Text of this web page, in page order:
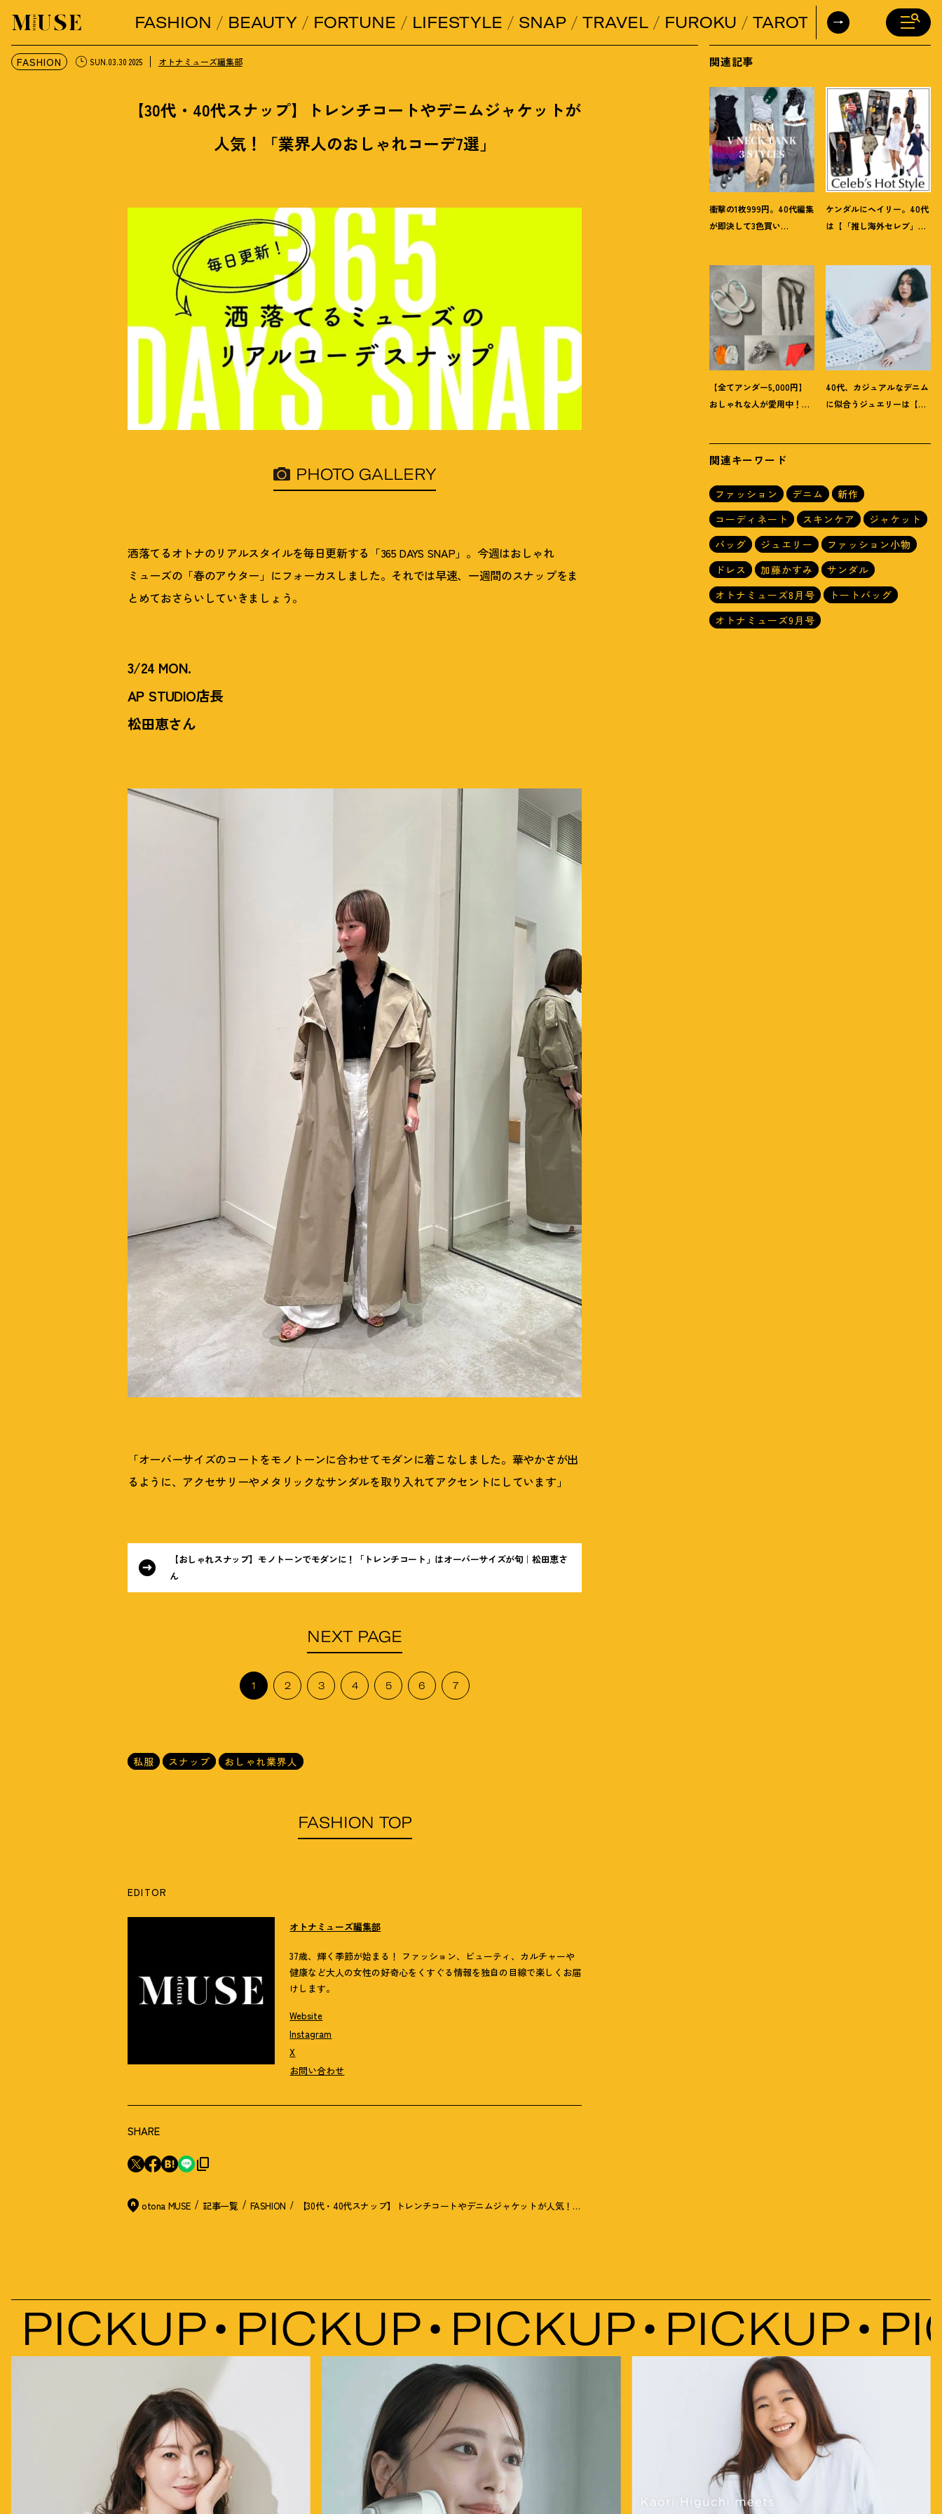
オトナミューズ ウェブFASHION BEAUTY FORTUNE LIFESTYLE SNAP TRAVEL FUROKU TAROT DAILY
FASHION SUN.03.30 2025 オトナミューズ編集部
【30代・40代スナップ】トレンチコートやデニムジャケットが
人気 ！ 「業界人のおしゃれコーデ7選」
PHOTO GALLERY
洒落てるオトナのリアルスタイルを毎日更新する「365 DAYS SNAP」。今週はおしゃれ
ミューズの「春のアウター」にフォーカスしました。それでは早速、一週間のスナップをま
とめておさらいしていきましょう。
3/24 MON.
AP STUDIO店長
松田恵さん
「オーバーサイズのコートをモノトーンに合わせてモダンに着こなしました。華やかさが出
るように、アクセサリーやメタリックなサンダルを取り入れてアクセントにしています」
【おしゃれスナップ】モノトーンでモダンに ！
「トレンチコート」はオーバーサイズが旬｜松田恵さ
ん
NEXT PAGE
1 2 3 4 5 6 7
私服 スナップ おしゃれ業界人
FASHION TOP
EDITOR
オトナミューズ編集部
37歳、輝く季節が始まる！ ファッション、ビューティ、カルチャーや
健康など大人の女性の好奇心をくすぐる情報を独自の目線で楽しくお届
けします。
Website
Instagram
X
お問い合わせ
SHARE
otona MUSE 記事一覧 FASHION 【30代・40代スナップ】トレンチコートやデニムジャケットが人気！ 「業界人のおしゃれコーデ7選」
関連記事
衝撃の1枚999円。40代編集
が即決して3色買い
ケンダルにヘイリー。40代
は【「推し海外セレブ」
【全てアンダー5,000円】
おしゃれな人が愛用中 ！ 夏
40代、カジュアルなデニム
に似合うジュエリーは【お
関連キーワード
ファッション デニム
新作
コーディネート
スキンケア
ジャケット
バッグ
ジュエリー
ファッション小物
ドレス
加藤かすみ
サンダル
オトナミューズ8月号
トートバッグ
オトナミューズ9月号
PICKUP PICKUP PICKUP